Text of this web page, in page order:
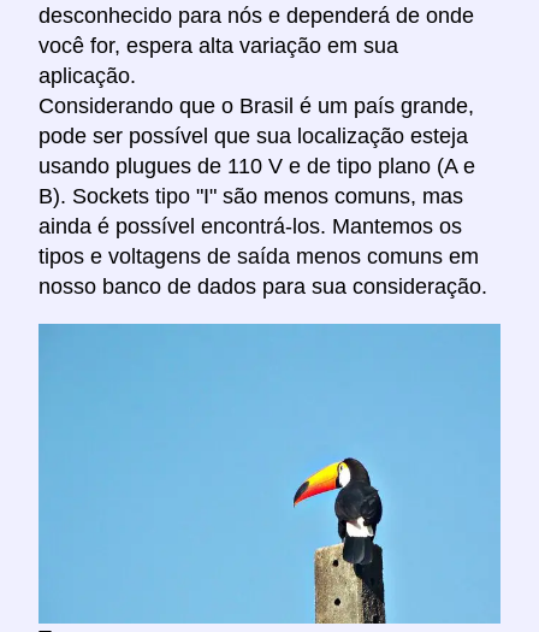
desconhecido para nós e dependerá de onde
você for, espera alta variação em sua
aplicação.
Considerando que o Brasil é um país grande,
pode ser possível que sua localização esteja
usando plugues de 110 V e de tipo plano (A e
B). Sockets tipo "I" são menos comuns, mas
ainda é possível encontrá-los. Mantemos os
tipos e voltagens de saída menos comuns em
nosso banco de dados para sua consideração.